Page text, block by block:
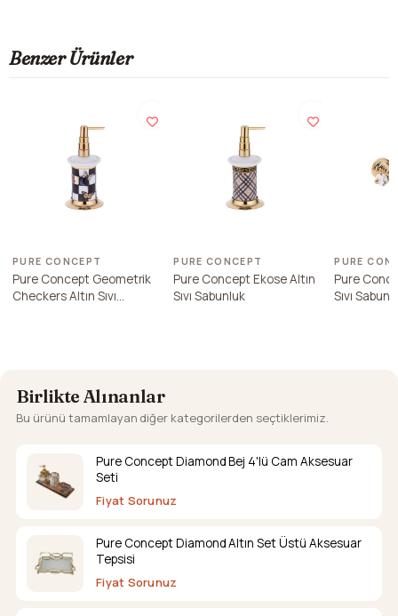
Benzer Ürünler
PURE CONCEPT
Pure Concept Geometrik
Checkers Altın Sıvı
PURE CONCEPT
Pure Concept Ekose Altın
Sıvı Sabunluk
PURE
Pure
Sıvı
Birlikte Alınanlar
Bu ürünü tamamlayan diğer kategorilerden seçtiklerimiz.
Pure Concept Diamond Bej 4'lü Cam Aksesuar
Seti
Fiyat Sorunuz
Pure Concept Diamond Altın Set Üstü Aksesuar
Tepsisi
Fiyat Sorunuz